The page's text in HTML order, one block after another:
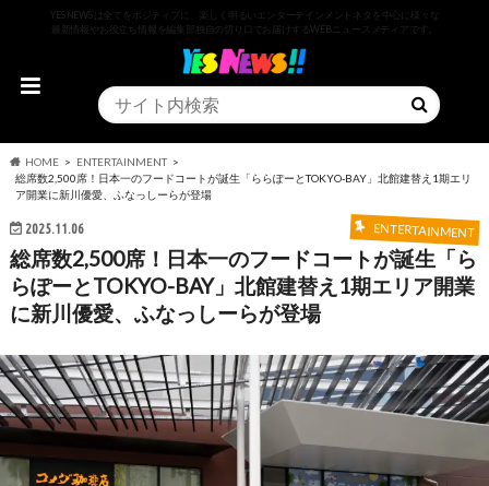
YESNEWSは全てをポジティブに、楽しく明るいエンターテインメントネタを中心に様々な
最新情報やお役立ち情報を編集部独自の切り口でお届けするWEBニュースメディアです。
HOME
ENTERTAINMENT
総席数2,500席！日本一のフードコートが誕生「ららぽーとTOKYO-BAY」北館建替え1期エリ
ア開業に新川優愛、ふなっしーらが登場
2025.11.06 ENTERTAINMENT
総席数2,500席！日本一のフードコートが誕生「ら
らぽーとTOKYO-BAY」北館建替え1期エリア開業
に新川優愛、ふなっしーらが登場